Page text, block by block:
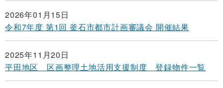
2026年01月15日
令和7年度 第1回 釜石市都市計画審議会 開催結果
2025年11月20日
平田地区 区画整理土地活用支援制度 登録物件一覧